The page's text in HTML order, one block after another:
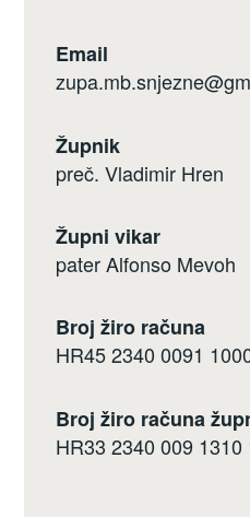
Email
Župnik
preč. Vladimir Hren
Župni vikar
pater Alfonso Mevoh
Broj žiro računa
HR45 2340 0091
Broj žiro računa
HR33 2340 009 1310